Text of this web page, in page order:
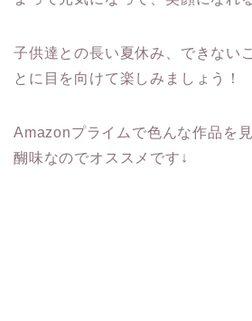
子供達との長い夏休み、できない
とに目を向けて楽しみましょう！
Amazonプライムで色んな作品を
醐味なのでオススメです↓